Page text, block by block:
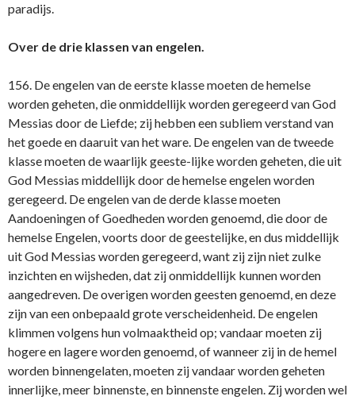
paradijs.
Over de drie klassen van engelen.
156. De engelen van de eerste klasse moeten de hemelse
worden geheten, die onmiddellijk worden geregeerd van God
Messias door de Liefde; zij hebben een subliem verstand van
het goede en daaruit van het ware. De engelen van de tweede
klasse moeten de waarlijk geeste-lijke worden geheten, die uit
God Messias middellijk door de hemelse engelen worden
geregeerd. De engelen van de derde klasse moeten
Aandoeningen of Goedheden worden genoemd, die door de
hemelse Engelen, voorts door de geestelijke, en dus middellijk
uit God Messias worden geregeerd, want zij zijn niet zulke
inzichten en wijsheden, dat zij onmiddellijk kunnen worden
aangedreven. De overigen worden geesten genoemd, en deze
zijn van een onbepaald grote verscheidenheid. De engelen
klimmen volgens hun volmaaktheid op; vandaar moeten zij
hogere en lagere worden genoemd, of wanneer zij in de hemel
worden binnengelaten, moeten zij vandaar worden geheten
innerlijke, meer binnenste, en binnenste engelen. Zij worden wel